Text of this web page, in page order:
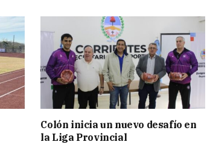
Colón inicia un nuevo desafío en
la Liga Provincial